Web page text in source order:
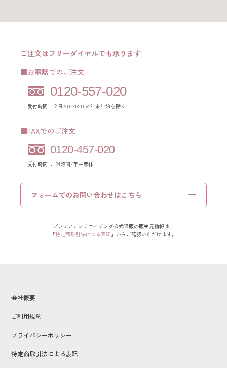
ご注文はフリーダイヤルでも承ります
■お電話でのご注文
0120-557-020
受付時間：全日 9:00~18:00 ※年末年始を除く
■FAXでのご注文
0120-457-020
受付時間 ： 24時間/年中無休
フォームでのお問い合わせはこちら
プレミアアンチエイジング公式通販の販売元情報は、
「特定商取引法による表記 」からご確認いただけます。
会社概要
ご利用規約
プライバシーポリシー
特定商取引法による表記